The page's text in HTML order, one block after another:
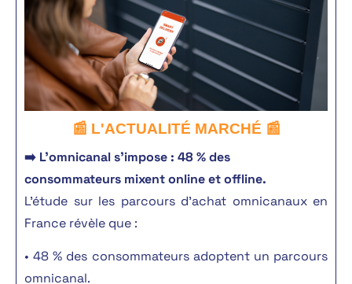
📰 L'ACTUALITÉ MARCHÉ 📰
➡️ L’omnicanal s’impose : 48 % des
consommateurs mixent online et offline.
L’étude sur les parcours d’achat omnicanaux en
France révèle que :
• 48 % des consommateurs adoptent un parcours
omnicanal.